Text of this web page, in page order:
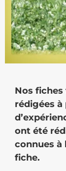
Nos
rédigées
ont été
connues à
fiche.